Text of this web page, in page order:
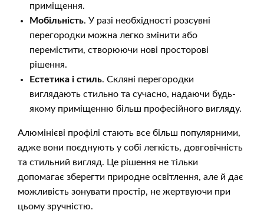
приміщення.
Мобільність. У разі необхідності розсувні
перегородки можна легко змінити або
перемістити, створюючи нові просторові
рішення.
Естетика і стиль. Скляні перегородки
виглядають стильно та сучасно, надаючи будь-
якому приміщенню більш професійного вигляду.
Алюмінієві профілі стають все більш популярними,
адже вони поєднують у собі легкість, довговічність
та стильний вигляд. Це рішення не тільки
допомагає зберегти природне освітлення, але й дає
можливість зонувати простір, не жертвуючи при
цьому зручністю.